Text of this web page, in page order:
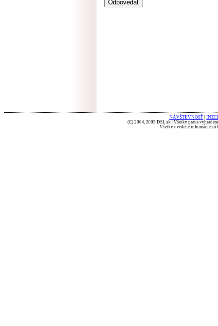
NÁVŠTEVNOSŤ
(C) 2004, 2005 DSL.sk | Všetky práva
Všetky uvedené informácie sú